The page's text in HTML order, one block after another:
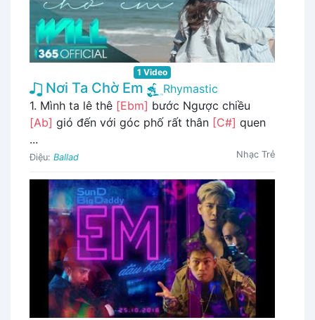
1 Video
Nơi Ta Chờ Em
Rhymastic
1. Mình ta lê thê [Ebm] bước Ngược chiều
[Ab] gió đến với góc phố rất thân [C#] quen
...
Điệu: Ballad Nhạc Trẻ